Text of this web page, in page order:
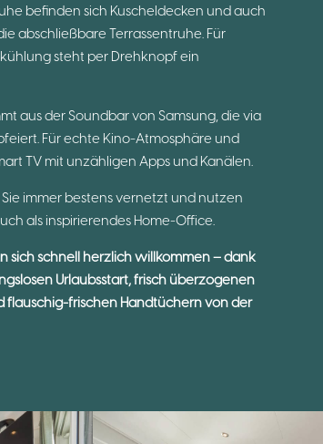
befinden sich Kuscheldecken und auch
abschließbare Terrassentruhe. Für
steht per Drehknopf ein
aus der Soundbar von Samsung, die via
Für echte Kino-Atmosphäre und
TV mit unzähligen Apps und Kanälen.
immer bestens vernetzt und nutzen
als inspirierendes Home-Office.
sich schnell herzlich willkommen – dank
Urlaubsstart, frisch überzogenen
flauschig-frischen Handtüchern von der